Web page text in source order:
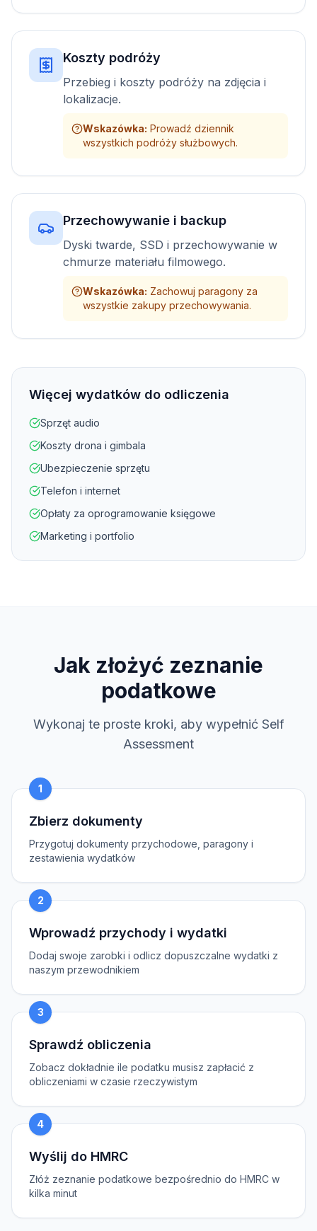
Koszty podróży
Przebieg i koszty podróży na zdjęcia i
lokalizacje.
Wskazówka: Prowadź dziennik
wszystkich podróży służbowych.
Przechowywanie i backup
Dyski twarde, SSD i przechowywanie w
chmurze materiału filmowego.
Wskazówka: Zachowuj paragony za
wszystkie zakupy przechowywania.
Więcej wydatków do odliczenia
Sprzęt audio
Koszty drona i gimbala
Ubezpieczenie sprzętu
Telefon i internet
Opłaty za oprogramowanie księgowe
Marketing i portfolio
Jak złożyć zeznanie
podatkowe
Wykonaj te proste kroki, aby wypełnić Self
Assessment
1
Zbierz dokumenty
Przygotuj dokumenty przychodowe, paragony i
zestawienia wydatków
2
Wprowadź przychody i wydatki
Dodaj swoje zarobki i odlicz dopuszczalne wydatki z
naszym przewodnikiem
3
Sprawdź obliczenia
Zobacz dokładnie ile podatku musisz zapłacić z
obliczeniami w czasie rzeczywistym
4
Wyślij do HMRC
Złóż zeznanie podatkowe bezpośrednio do HMRC w
kilka minut